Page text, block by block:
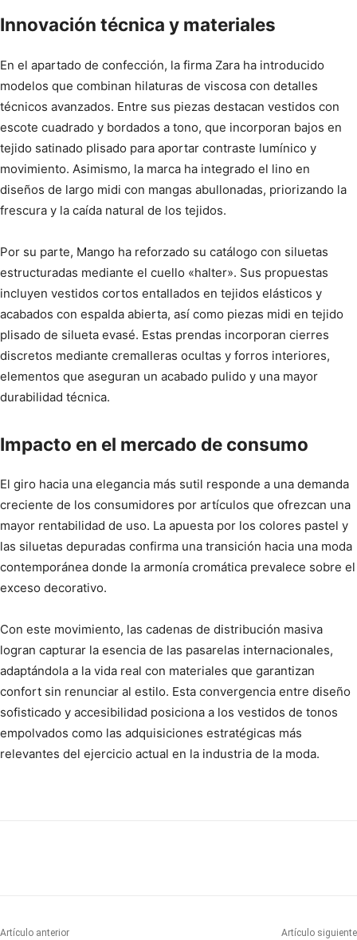
Innovación técnica y materiales
En el apartado de confección, la firma Zara ha introducido
modelos que combinan hilaturas de viscosa con detalles
técnicos avanzados. Entre sus piezas destacan vestidos con
escote cuadrado y bordados a tono, que incorporan bajos en
tejido satinado plisado para aportar contraste lumínico y
movimiento. Asimismo, la marca ha integrado el lino en
diseños de largo midi con mangas abullonadas, priorizando la
frescura y la caída natural de los tejidos.
Por su parte, Mango ha reforzado su catálogo con siluetas
estructuradas mediante el cuello «halter». Sus propuestas
incluyen vestidos cortos entallados en tejidos elásticos y
acabados con espalda abierta, así como piezas midi en tejido
plisado de silueta evasé. Estas prendas incorporan cierres
discretos mediante cremalleras ocultas y forros interiores,
elementos que aseguran un acabado pulido y una mayor
durabilidad técnica.
Impacto en el mercado de consumo
El giro hacia una elegancia más sutil responde a una demanda
creciente de los consumidores por artículos que ofrezcan una
mayor rentabilidad de uso. La apuesta por los colores pastel y
las siluetas depuradas confirma una transición hacia una moda
contemporánea donde la armonía cromática prevalece sobre el
exceso decorativo.
Con este movimiento, las cadenas de distribución masiva
logran capturar la esencia de las pasarelas internacionales,
adaptándola a la vida real con materiales que garantizan
confort sin renunciar al estilo. Esta convergencia entre diseño
sofisticado y accesibilidad posiciona a los vestidos de tonos
empolvados como las adquisiciones estratégicas más
relevantes del ejercicio actual en la industria de la moda.
Artículo anterior Artículo siguiente